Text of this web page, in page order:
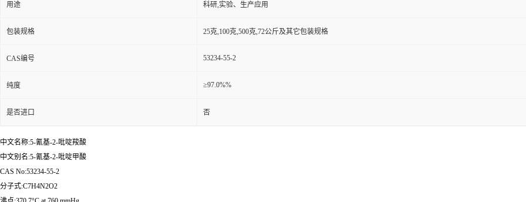
用途 科研,实验、生产应用
包装规格 25克,100克,500克,72公斤及其它包装规格
CAS编号 53234-55-2
纯度 ≥97.0%%
是否进口 否
中文名称:5-氰基-2-吡啶羧酸
中文别名:5-氰基-2-吡啶甲酸
CAS No:53234-55-2
分子式:C7H4N2O2